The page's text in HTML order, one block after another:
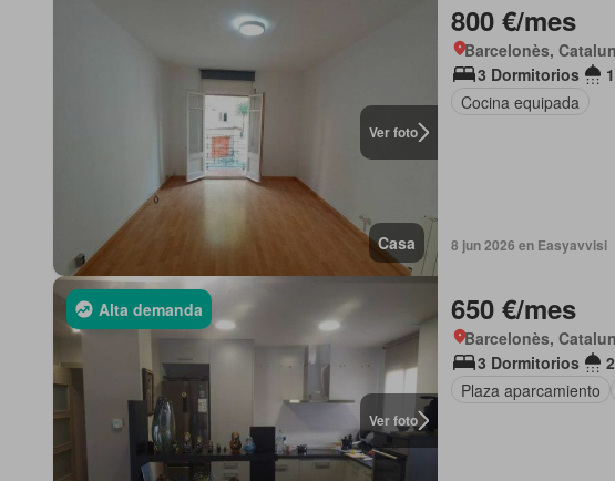
Ver foto
Casa
800 €/mes
Barcelonès,
3 Dormitorios
Cocina equipada
8 jun 2026 en Easyavvisi
Ver foto
Alta demanda 650 €/mes
Barcelonès,
3 Dormitorios
Plaza aparcamiento